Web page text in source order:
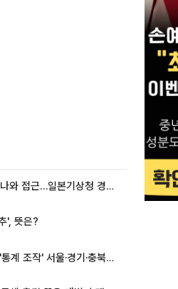
태풍 '돌핀' 오키나와 접근…일본기상청 경로 업데이트
', 뜻은?
' 서울·경기·충북 선관위 등 추가 압수수색